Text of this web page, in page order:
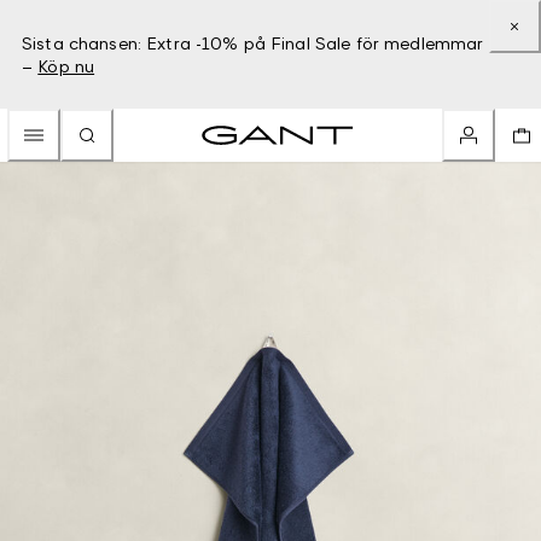
Sista chansen: Extra -10% på Final Sale för medlemmar
– Köp nu